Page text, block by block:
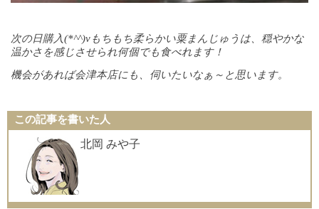
次の日購入(*^^)vもちもち柔らかい粟まんじゅうは、 穏やかな
温かさを感じさせられ何個でも食べれます！
機会があれば会津本店にも、伺いたいなぁ～と思います。
この記事を書いた人
北岡 みや子